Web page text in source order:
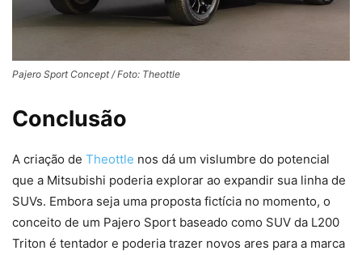
Pajero Sport Concept / Foto: Theottle
Conclusão
A criação de Theottle nos dá um vislumbre do potencial
que a Mitsubishi poderia explorar ao expandir sua linha de
SUVs. Embora seja uma proposta fictícia no momento, o
conceito de um Pajero Sport baseado como SUV da L200
Triton é tentador e poderia trazer novos ares para a marca